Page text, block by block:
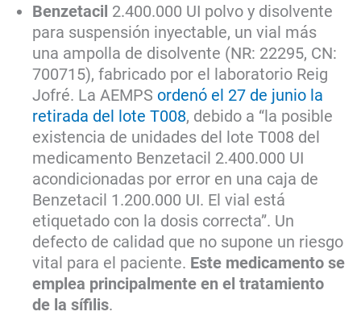
Benzetacil 2.400.000 UI polvo y disolvente
para suspensión inyectable, un vial más
una ampolla de disolvente (NR: 22295, CN:
700715), fabricado por el laboratorio Reig
Jofré. La AEMPS ordenó el 27 de junio la
retirada del lote T008, debido a “la posible
existencia de unidades del lote T008 del
medicamento Benzetacil 2.400.000 UI
acondicionadas por error en una caja de
Benzetacil 1.200.000 UI. El vial está
etiquetado con la dosis correcta”. Un
defecto de calidad que no supone un riesgo
vital para el paciente. Este medicamento se
emplea principalmente en el tratamiento
de la sífilis.